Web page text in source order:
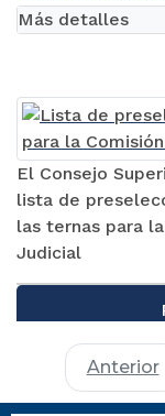
El Consejo
lista de
las ternas para
Judicial
Más detalles
Anterior